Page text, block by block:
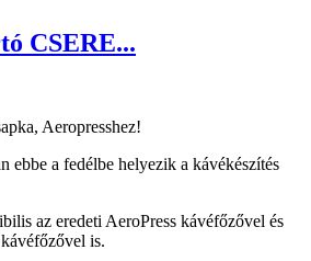
CSERE...
Aeropresshez!
ebbe a fedélbe helyezik a kávékészítés
az eredeti AeroPress kávéfőzővel és
is.